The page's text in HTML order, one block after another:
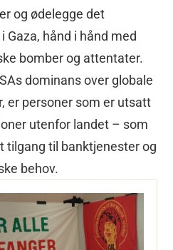
og ødelegge det
hånd i hånd med
bomber og attentater.
dominans over globale
er personer som er utsatt
utenfor landet – som
tilgang til banktjenester og
behov.